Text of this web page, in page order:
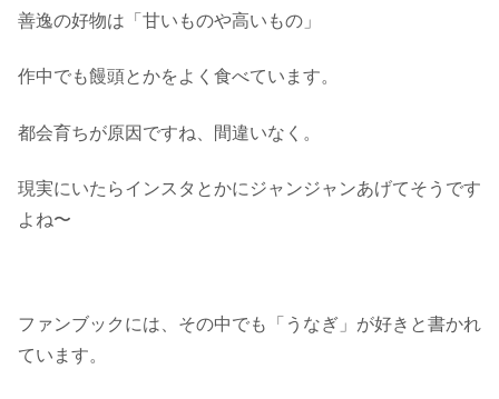
善逸の好物は「甘いものや高いもの」
作中でも饅頭とかをよく食べています。
都会育ちが原因ですね、間違いなく。
現実にいたらインスタとかにジャンジャンあげてそうです
よね〜
ファンブックには、その中でも「うなぎ」が好きと書かれ
ています。